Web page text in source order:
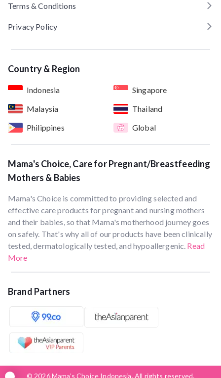
Terms & Conditions
Privacy Policy
Country & Region
Indonesia
Singapore
Malaysia
Thailand
Philippines
Global
Mama's Choice, Care for Pregnant/Breastfeeding
Mothers & Babies
Mama's Choice is committed to providing selected and
effective care products for pregnant and nursing mothers
and their babies, so that Mama's motherhood journey goes
on safely. That's why all of our products have been clinically
tested, dermatologically tested, and hypoallergenic. Read
More
Brand Partners
© 2026 Mama’s Choice Indonesia. All rights reserved.